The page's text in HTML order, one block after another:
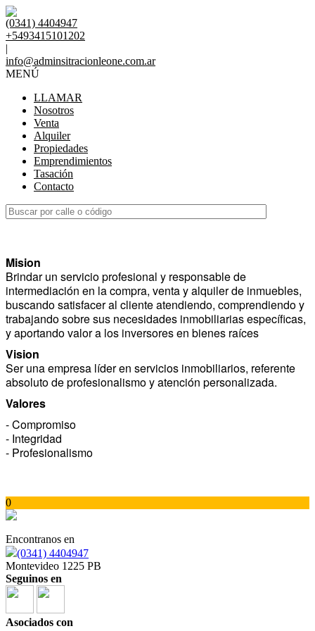
(0341) 4404947
+5493415101202
|
info@adminsitracionleone.com.ar
MENÚ
LLAMAR
Nosotros
Venta
Alquiler
Propiedades
Emprendimientos
Tasación
Contacto
Mision
Brindar un servicio profesional y responsable de
intermediación en la compra, venta y alquiler de inmuebles,
buscando satisfacer al cliente atendiendo, comprendiendo y
trabajando sobre sus necesidades inmobiliarias específicas,
y aportando valor a los inversores en bienes raíces
Vision
Ser una empresa líder en servicios inmobiliarios, referente
absoluto de profesionalismo y atención personalizada.
Valores
- Compromiso
- Integridad
- Profesionalismo
0
Encontranos en
(0341) 4404947
Montevideo 1225 PB
Seguinos en
Asociados con